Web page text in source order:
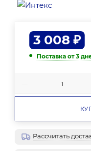
3 008 ₽
Поставка от 3
Рассчитать